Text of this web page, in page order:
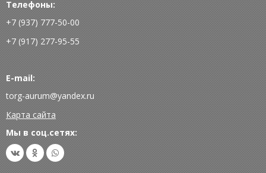
Телефоны:
+7 (937) 777-50-00
+7 (917) 277-95-55
E-mail:
torg-aurum@yandex.ru
Карта сайта
Мы в соц.сетях: